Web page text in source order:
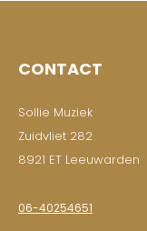
CONTACT
Sollie Muziek
Zuidvliet 282
8921 ET Leeuwarden
06-40254651